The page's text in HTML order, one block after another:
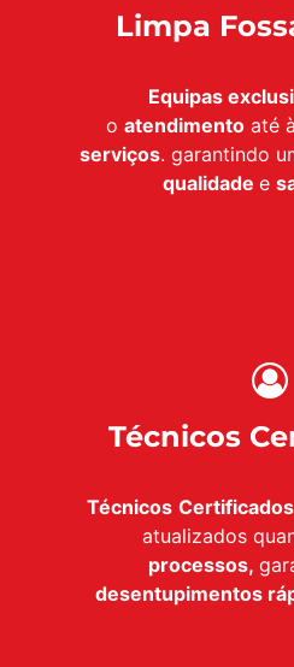
Limpa
Equipas
o atendimento até à
serviços. garantindo
qualidade e
Técnicos
Técnicos Certificados
atualizados
processos,
desentupimentos